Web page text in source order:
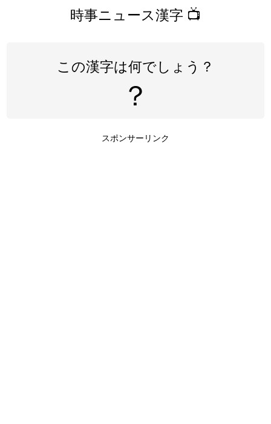
時事ニュース漢字 📺
この漢字は何でしょう？
？
スポンサーリンク